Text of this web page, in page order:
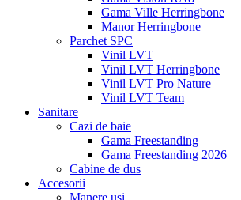
Gama Ville Herringbone
Manor Herringbone
Parchet SPC
Vinil LVT
Vinil LVT Herringbone
Vinil LVT Pro Nature
Vinil LVT Team
Sanitare
Cazi de baie
Gama Freestanding
Gama Freestanding 2026
Cabine de dus
Accesorii
Manere usi